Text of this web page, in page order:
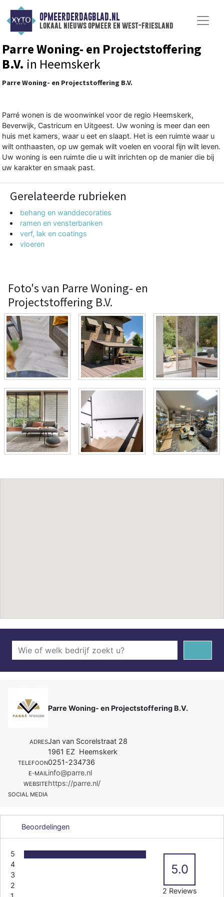
OPMEERDERDAGBLAD.NL
lokaal nieuws opmeer en west-friesland
Parre Woning- en Projectstoffering
B.V. in Heemskerk
Parre Woning- en Projectstoffering B.V.
Parré wonen is de woonwinkel voor de regio Heemskerk,
Beverwijk, Castricum en Uitgeest. Uw woning is meer dan een
huis met kamers, waar u eet en slaapt. Het is een ruimte waar u
wilt onthaasten, op uw gemak wilt voelen en vooral fijn wilt leven.
Uw woning is een ruimte die u wilt inrichten op de manier die bij
uw karakter en smaak past.
Gerelateerde rubrieken
behang en wanddecoraties
ramen en vensterbanken
verf, lak en coatings
vloeren
Foto's van Parre Woning- en
Projectstoffering B.V.
Parre Woning- en Projectstoffering B.V.
ADRESJan van Scorelstraat 28
1961 EZ Heemskerk
TELEFOON0251-234736
E-MAILinfo@parre.nl
WEBSITEhttps://parre.nl/
SOCIAL MEDIA
Beoordelingen
5
4
3
2
5.0
2 Reviews